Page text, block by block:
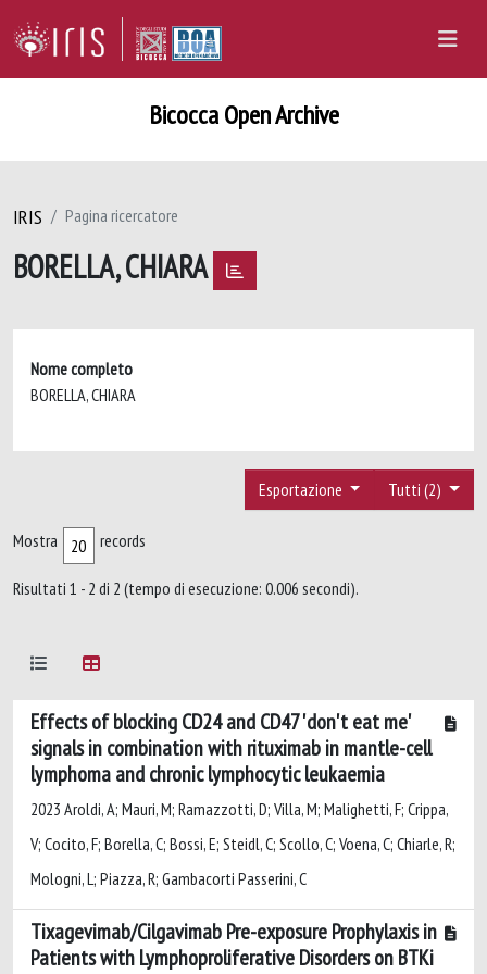
Bicocca Open Archive
IRIS Pagina ricercatore
BORELLA, CHIARA
Nome completo
BORELLA, CHIARA
Tutti (2)
Esportazione
Mostra records
Risultati 1 - 2 di 2 (tempo di esecuzione: 0.006 secondi).
Effects of blocking CD24 and CD47 'don't eat me'
signals in combination with rituximab in mantle-cell
lymphoma and chronic lymphocytic leukaemia
2023 Aroldi, A; Mauri, M; Ramazzotti, D; Villa, M; Malighetti, F; Crippa,
V; Cocito, F; Borella, C; Bossi, E; Steidl, C; Scollo, C; Voena, C; Chiarle, R;
Mologni, L; Piazza, R; Gambacorti Passerini, C
Tixagevimab/Cilgavimab Pre-exposure Prophylaxis in
Patients with Lymphoproliferative Disorders on BTKi